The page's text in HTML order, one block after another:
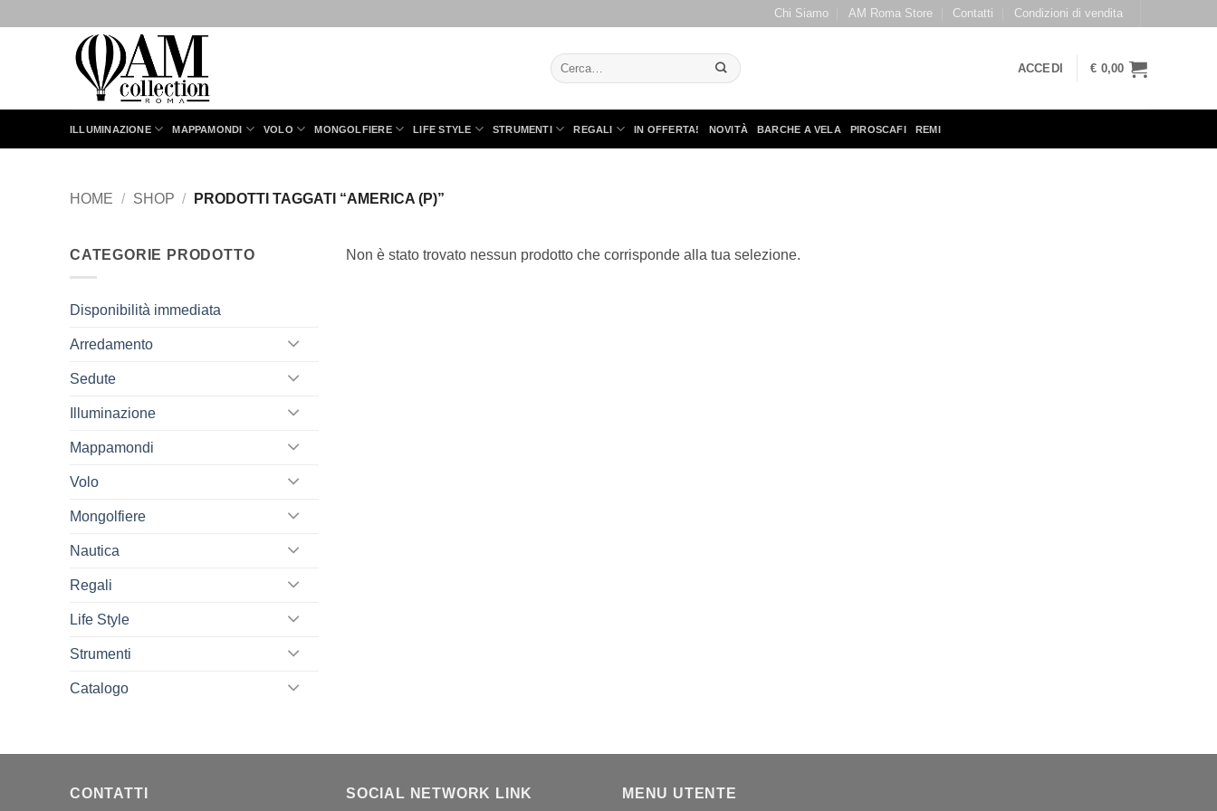
Chi Siamo AM Roma Store Contatti Condizioni di vendita
Cerca:
ACCEDI € 0,00
ILLUMINAZIONE MAPPAMONDI VOLO MONGOLFIERE LIFE STYLE STRUMENTI REGALI IN OFFERTA! NOVITÀ BARCHE A VELA PIROSCAFI REMI
HOME / SHOP / PRODOTTI TAGGATI “AMERICA (P)”
CATEGORIE PRODOTTO
Disponibilità immediata
Arredamento
Sedute
Illuminazione
Mappamondi
Volo
Mongolfiere
Nautica
Regali
Life Style
Strumenti
Catalogo
Non è stato trovato nessun prodotto che corrisponde alla tua selezione.
CONTATTI SOCIAL NETWORK LINK MENU UTENTE